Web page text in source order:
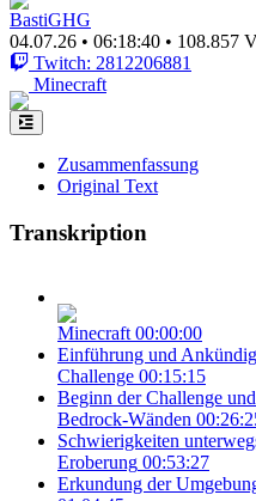
BastiGHG
04.07.26 • 06:18:40 • 108.857
Twitch: 2812206881
Minecraft
Zusammenfassung
Original Text
Transkription
Minecraft 00:00:00
Einführung und
Challenge 00:15:15
Beginn der Challenge
Bedrock-Wänden
Schwierigkeiten
Eroberung 00:53:27
Erkundung der